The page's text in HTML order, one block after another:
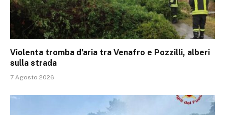
Violenta tromba d’aria tra Venafro e Pozzilli, alberi
sulla strada
7 Agosto 2026